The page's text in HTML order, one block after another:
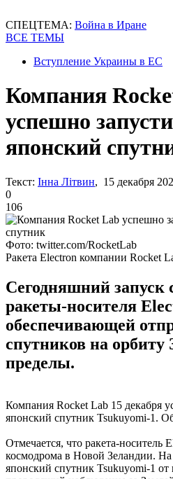
СПЕЦТЕМА: Война в Иране
ВСЕ ТЕМЫ
Вступление Украины в ЕС
Компания
успешно
японский
Текст: Інна Літвин, 15 декабря
0
106
Фото: twitter.com/RocketLab
Ракета Electron компании Rocket
Сегодняшний запуск
ракеты-носителя
обеспечивающей
спутников на орбиту
пределы.
Компания Rocket Lab 15 декабря
японский спутник Tsukuyomi-1.
Отмечается, что ракета-носитель
космодрома в Новой Зеландии. На
японский спутник Tsukuyomi-1